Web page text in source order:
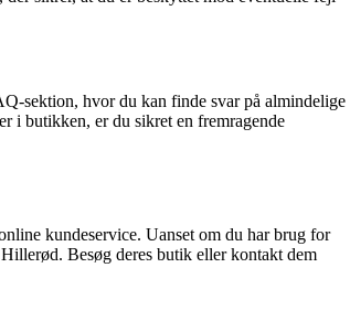
sektion, hvor du kan finde svar på almindelige
i butikken, er du sikret en fremragende
kundeservice. Uanset om du har brug for
Besøg deres butik eller kontakt dem